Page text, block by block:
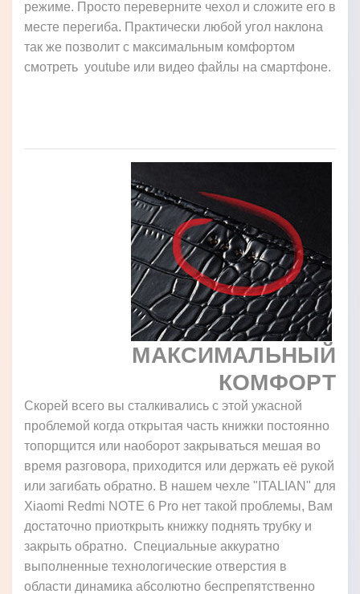
режиме. Просто переверните чехол и сложите его в
месте перегиба. Практически любой угол наклона
так же позволит с максимальным комфортом
смотреть youtube или видео файлы на смартфоне.
МАКСИМАЛЬНЫЙ
КОМФОРТ
Скорей всего вы сталкивались с этой ужасной
проблемой когда открытая часть книжки постоянно
топорщится или наоборот закрываться мешая во
время разговора, приходится или держать её рукой
или загибать обратно. В нашем чехле "ITALIAN" для
Xiaomi Redmi NOTE 6 Pro нет такой проблемы, Вам
достаточно приоткрыть книжку поднять трубку и
закрыть обратно. Специальные аккуратно
выполненные технологические отверстия в
области динамика абсолютно беспрепятственно